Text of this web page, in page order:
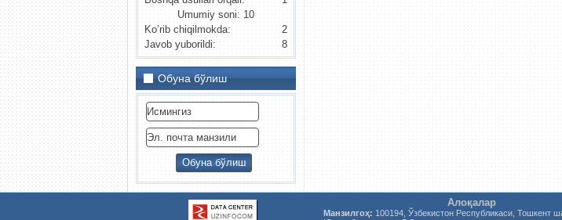
Umumiy soni: 10
Ko’rib chiqilmokda:
2
Javob yuborildi:
8
Обуна бўлиш
Алоқалар
Манзилгоҳ: 100194, Ўзбекистон Республикаси, Тошкент